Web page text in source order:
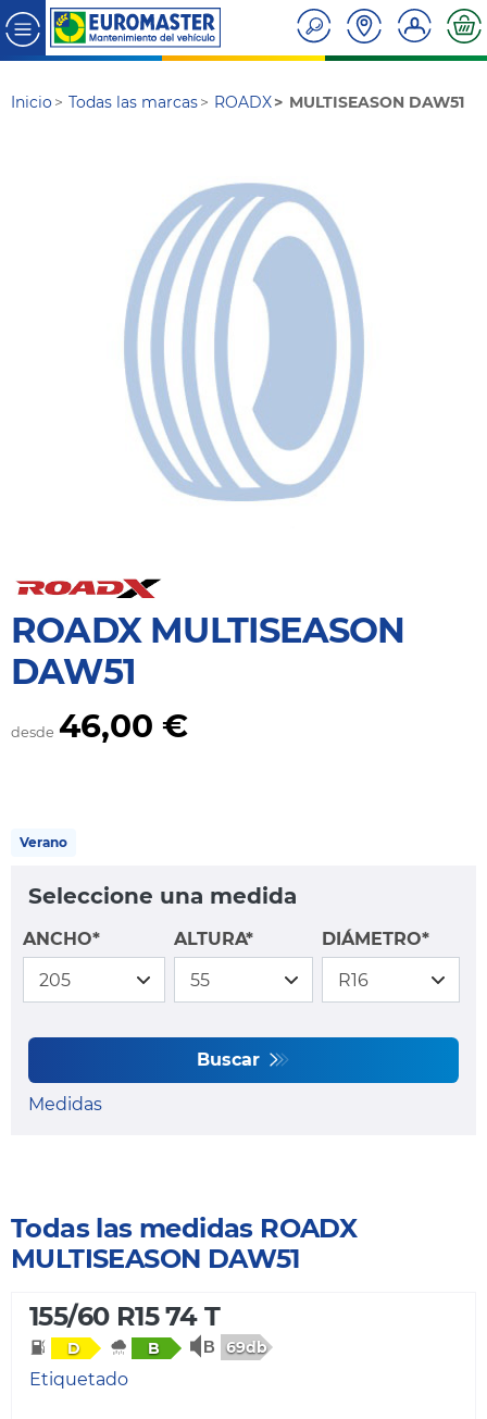
Inicio Todas las marcas ROADX MULTISEASON DAW51
ROADX MULTISEASON
DAW51
desde 46,00 €
Verano
Seleccione una medida
ANCHO* ALTURA* DIÁMETRO*
Buscar
Medidas
Todas las medidas ROADX
MULTISEASON DAW51
155/60 R15 74 T
D B 69db
Etiquetado